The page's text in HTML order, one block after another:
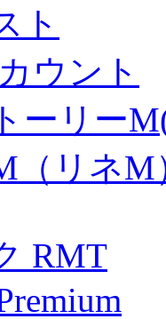
ト
ウント
ーリー
（リネM
RMT